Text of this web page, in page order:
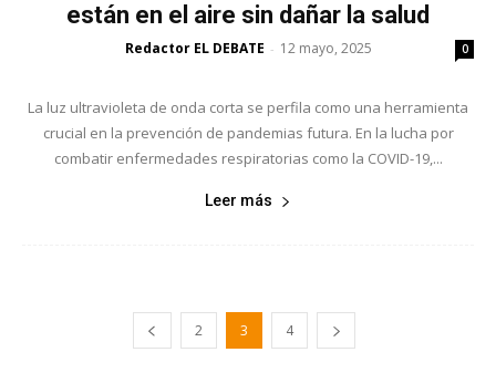
están en el aire sin dañar la salud
Redactor EL DEBATE - 12 mayo, 2025 0
La luz ultravioleta de onda corta se perfila como una herramienta
crucial en la prevención de pandemias futura. En la lucha por
combatir enfermedades respiratorias como la COVID-19,...
Leer más
2 3 4